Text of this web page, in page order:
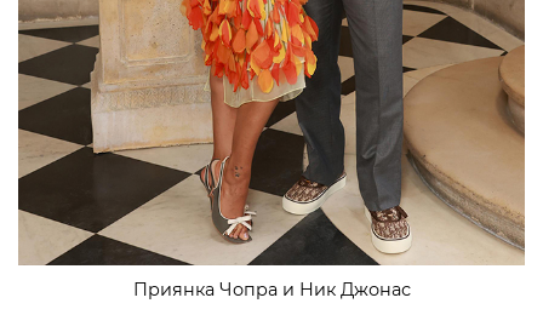
Приянка Чопра и Ник Джонас